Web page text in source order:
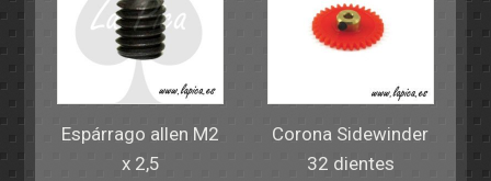
Espárrago allen M2
x 2,5
Corona Sidewinder
32 dientes